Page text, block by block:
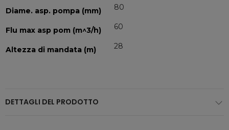
Diame. asp. pompa (mm) 80
Flu max asp pom (m^3/h) 60
Altezza di mandata (m) 28
DETTAGLI DEL PRODOTTO